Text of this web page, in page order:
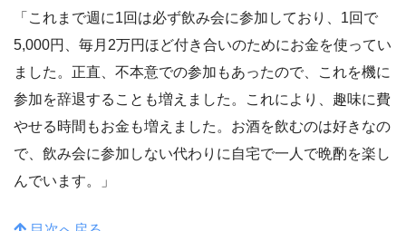
「これまで週に1回は必ず飲み会に参加しており、1回で
5,000円、毎月2万円ほど付き合いのためにお金を使ってい
ました。正直、不本意での参加もあったので、これを機に
参加を辞退することも増えました。これにより、趣味に費
やせる時間もお金も増えました。お酒を飲むのは好きなの
で、飲み会に参加しない代わりに自宅で一人で晩酌を楽し
んでいます。」